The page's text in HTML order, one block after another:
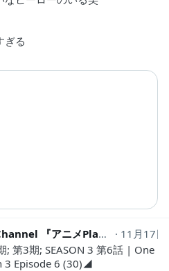
ぎる
アニプレイリストChannel 『アニメPlaylist・HDイラスト』
11月17日
第3期; SEASON 3 第6話 | One
3 Episode 6 (30)◢